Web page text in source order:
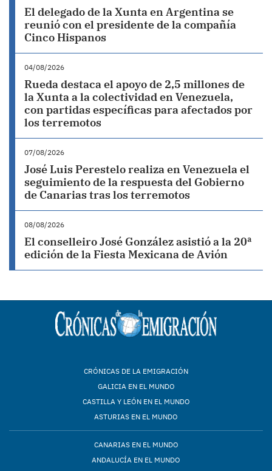
El delegado de la Xunta en Argentina se
reunió con el presidente de la compañía
Cinco Hispanos
04/08/2026
Rueda destaca el apoyo de 2,5 millones de
la Xunta a la colectividad en Venezuela,
con partidas específicas para afectados por
los terremotos
07/08/2026
José Luis Perestelo realiza en Venezuela el
seguimiento de la respuesta del Gobierno
de Canarias tras los terremotos
08/08/2026
El conselleiro José González asistió a la 20ª
edición de la Fiesta Mexicana de Avión
CRÓNICAS DE LA EMIGRACIÓN
GALICIA EN EL MUNDO
CASTILLA Y LEÓN EN EL MUNDO
ASTURIAS EN EL MUNDO
CANARIAS EN EL MUNDO
ANDALUCÍA EN EL MUNDO